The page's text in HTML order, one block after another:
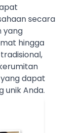
secara
yang
hingga
dapat
unik Anda.